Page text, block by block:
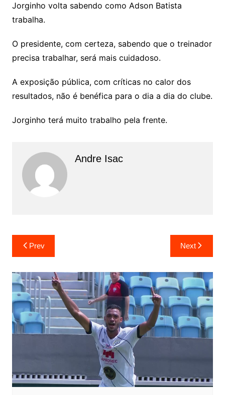
Jorginho volta sabendo como Adson Batista
trabalha.
O presidente, com certeza, sabendo que o treinador
precisa trabalhar, será mais cuidadoso.
A exposição pública, com críticas no calor dos
resultados, não é benéfica para o dia a dia do clube.
Jorginho terá muito trabalho pela frente.
Andre Isac
Prev Next